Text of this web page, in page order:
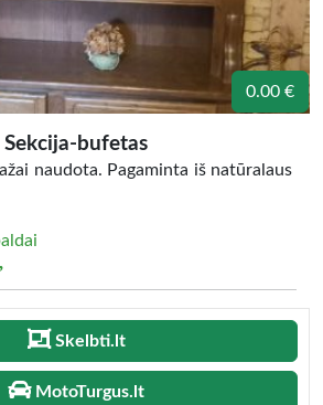
0.00 €
Sekcija-bufetas
naudota. Pagaminta iš natūralaus
Skelbti.lt
MotoTurgus.lt